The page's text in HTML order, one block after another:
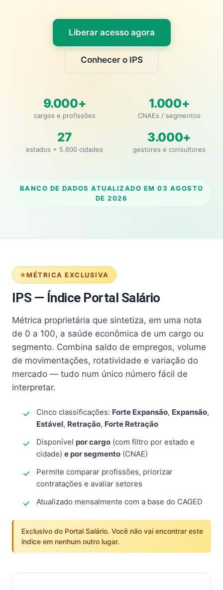
Liberar acesso agora
Conhecer o IPS
9.000+
cargos e profissões
1.000+
CNAEs / segmentos
27
estados + 5.600 cidades
3.000+
gestores e consultores
BANCO DE DADOS ATUALIZADO EM 03 AGOSTO
DE 2026
MÉTRICA EXCLUSIVA
IPS — Índice Portal Salário
Métrica proprietária que sintetiza, em uma nota
de 0 a 100, a saúde econômica de um cargo ou
segmento. Combina saldo de empregos, volume
de movimentações, rotatividade e variação do
mercado — tudo num único número fácil de
interpretar.
Cinco classificações: Forte Expansão, Expansão,
Estável, Retração, Forte Retração
Disponível por cargo (com filtro por estado e
cidade) e por segmento (CNAE)
Permite comparar profissões, priorizar
contratações e avaliar setores
Atualizado mensalmente com a base do CAGED
Exclusivo do Portal Salário. Você não vai encontrar este
índice em nenhum outro lugar.